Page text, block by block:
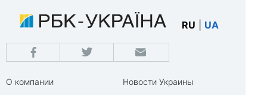
RU UA
О компании
Новости Украины